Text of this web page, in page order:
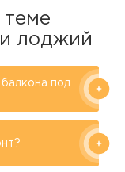
теме
лоджий
под